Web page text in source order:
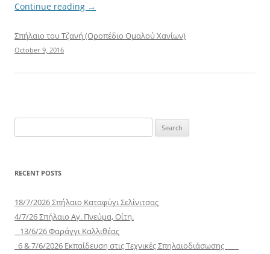
Continue reading →
Σπήλαιο του Τζανή (Οροπέδιο Ομαλού Χανίων)
October 9, 2016
for:
RECENT POSTS
18/7/2026 Σπήλαιο Καταφύγι Σελίνιτσας
4/7/26 Σπήλαιο Αγ. Πνεύμα, Οίτη.
13/6/26 Φαράγγι Καλλιθέας
6 & 7/6/2026 Εκπαίδευση στις Τεχνικές Σπηλαιοδιάσωσης